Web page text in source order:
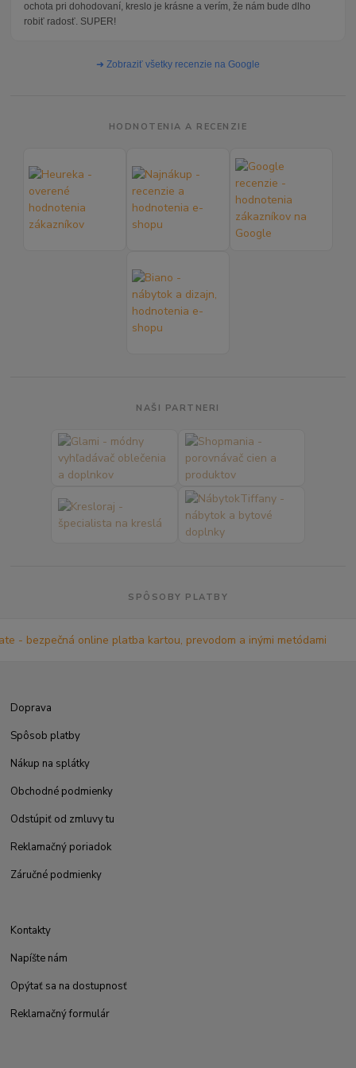
ochota pri dohodovaní, kreslo je krásne a verím, že nám bude dlho
robiť radosť. SUPER!
➜ Zobraziť všetky recenzie na Google
HODNOTENIA A RECENZIE
NAŠI PARTNERI
SPÔSOBY PLATBY
Doprava
Spôsob platby
Nákup na splátky
Obchodné podmienky
Odstúpiť od zmluvy tu
Reklamačný poriadok
Záručné podmienky
Kontakty
Napíšte nám
Opýtať sa na dostupnosť
Reklamačný formulár